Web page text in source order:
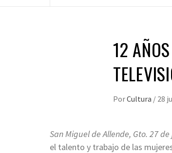
12
PorCultura / 28
San Miguel de Allende, Gto. 27
el talento y trabajo de las